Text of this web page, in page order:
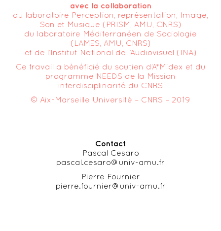
avec la collaboration
du laboratoire Perception, représentation, Image,
Son et Musique (PRISM, AMU, CNRS)
du laboratoire Méditerranéen de Sociologie
(LAMES, AMU, CNRS)
et de l’Institut National de l’Audiovisuel (INA)
Ce travail a bénéficié du soutien d’A*Midex et du
programme NEEDS de la Mission
interdisciplinarité du CNRS
© Aix-Marseille Université – CNRS – 2019
Contact
Pascal Cesaro
pascal.cesaro@univ-amu.fr
Pierre Fournier
pierre.fournier@univ-amu.fr